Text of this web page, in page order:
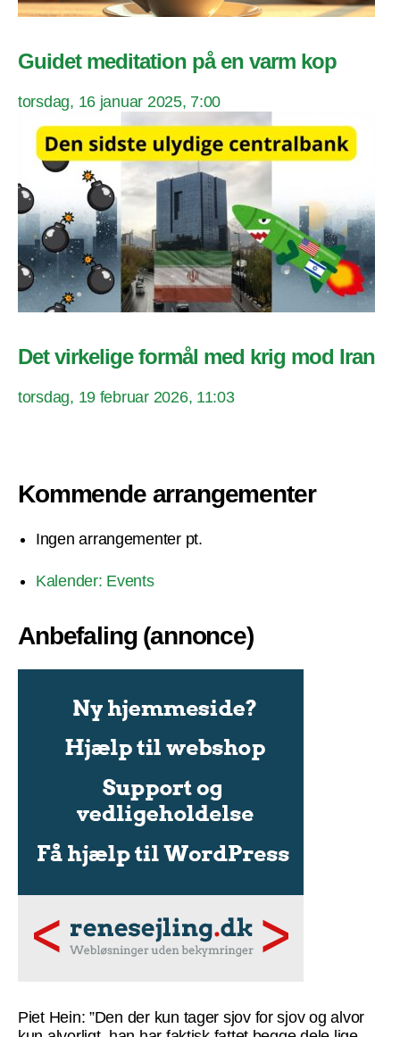
Guidet meditation på en varm kop
torsdag, 16 januar 2025, 7:00
Det virkelige formål med krig mod Iran
torsdag, 19 februar 2026, 11:03
Kommende arrangementer
Ingen arrangementer pt.
Kalender: Events
Anbefaling (annonce)
Piet Hein: ”Den der kun tager sjov for sjov og alvor